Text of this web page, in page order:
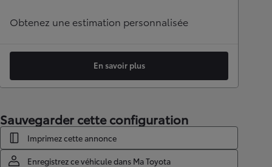
Obtenez une estimation personnalisée
En savoir plus
Sauvegarder cette configuration
Imprimez cette annonce
Enregistrez ce véhicule dans Ma Toyota